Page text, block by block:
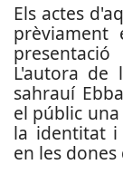
Els actes
L'autora de
sahrauí
el públic
la identitat i
en les